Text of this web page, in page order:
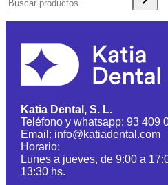
Katia Dental, S. L.
Teléfono y whatsapp: 93 409
Email: info@katiadental.com
Horario:
Lunes a jueves, de 9:00 a
13:30 hs.